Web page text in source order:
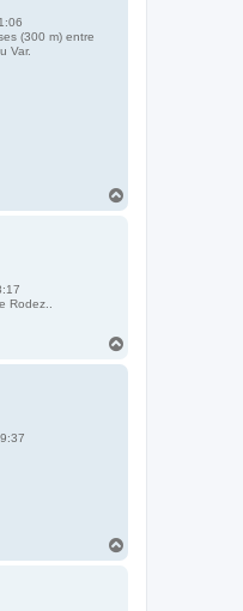
(300 m) entre
Var.
Rodez..